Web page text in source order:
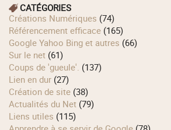
CATÉGORIES
Créations Numériques (74)
Référencement efficace (165)
Google Yahoo Bing et autres (66)
Sur le net (61)
Coups de 'gueule'. (137)
Lien en dur (27)
Création de site (38)
Actualités du Net (79)
Liens utiles (115)